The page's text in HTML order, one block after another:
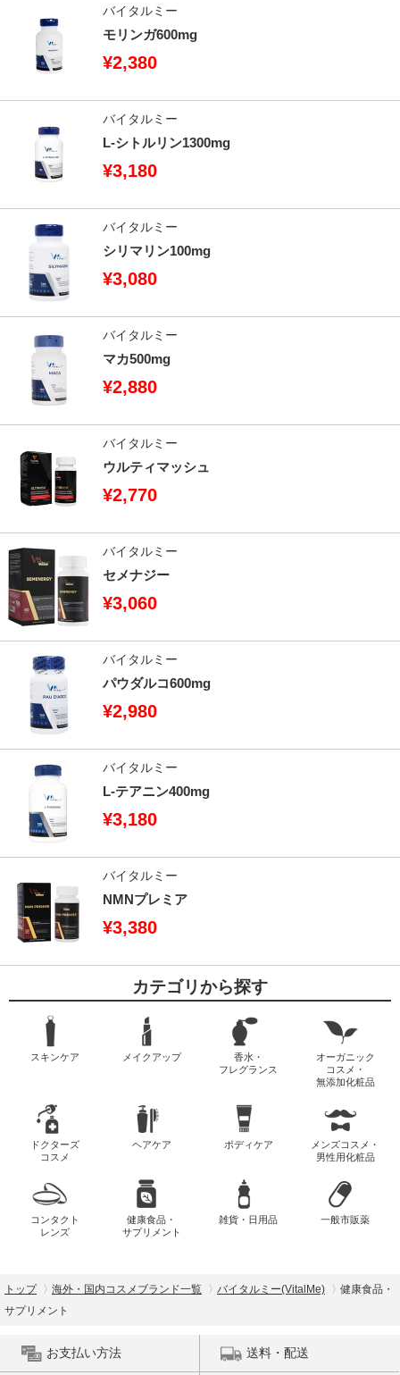
バイタルミー
モリンガ600mg
¥2,380
バイタルミー
L-シトルリン1300mg
¥3,180
バイタルミー
シリマリン100mg
¥3,080
バイタルミー
マカ500mg
¥2,880
バイタルミー
ウルティマッシュ
¥2,770
バイタルミー
セメナジー
¥3,060
バイタルミー
パウダルコ600mg
¥2,980
バイタルミー
L-テアニン400mg
¥3,180
バイタルミー
NMNプレミア
¥3,380
カテゴリから探す
スキンケア メイクアップ
香水・
フレグランス
オーガニック
コスメ・
無添加化粧品
ドクターズ
コスメ
ヘアケア ボディケア
メンズコスメ・
男性用化粧品
コンタクト
レンズ
健康食品・
サプリメント
雑貨・日用品 一般市販薬
トップ 海外・国内コスメブランド一覧 バイタルミー(VitalMe)
健康食品・
サプリメント
お支払い方法 送料・配送